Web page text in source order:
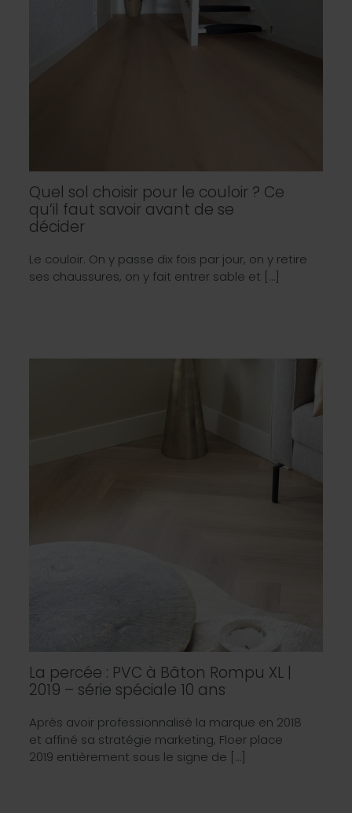
Quel sol choisir pour le couloir ? Ce
qu’il faut savoir avant de se
décider
Le couloir. On y passe dix fois par jour, on y retire
ses chaussures, on y fait entrer sable et […]
La percée : PVC à Bâton Rompu XL |
2019 – série spéciale 10 ans
Après avoir professionnalisé la marque en 2018
et affiné sa stratégie marketing, Floer place
2019 entièrement sous le signe de […]